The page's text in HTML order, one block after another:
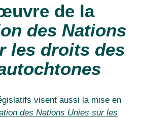
de la
des Nations
les droits des
visent aussi la mise en
des Nations Unies sur les